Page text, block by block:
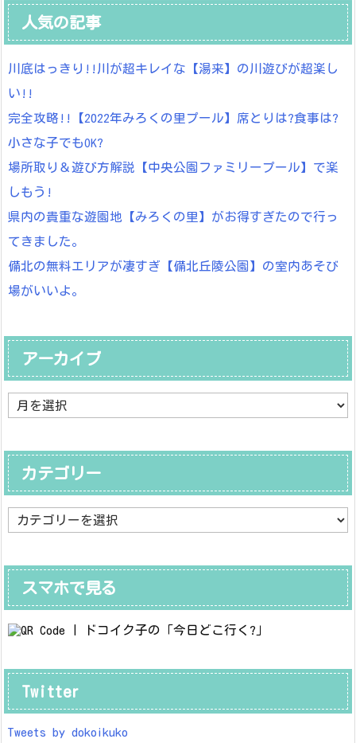
人気の記事
川底はっきり!!川が超キレイな【湯来】の川遊びが超楽し
い!!
完全攻略!!【2022年みろくの里プール】席とりは?食事は?
小さな子でもOK?
場所取り＆遊び方解説【中央公園ファミリープール】で楽
しもう!
県内の貴重な遊園地【みろくの里】がお得すぎたので行っ
てきました。
備北の無料エリアが凄すぎ【備北丘陵公園】の室内あそび
場がいいよ。
アーカイブ
ア
ー
ブ
カテゴリー
テ
ー
スマホで見る
Twitter
Tweets by dokoikuko